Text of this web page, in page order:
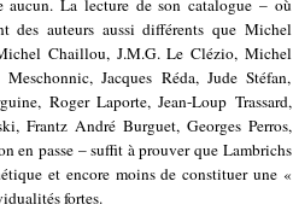
aucun. La lecture de son catalogue – où
des auteurs aussi différents que Michel
Chaillou, J.M.G. Le Clézio, Michel
Jacques Réda, Jude Stéfan,
Roger Laporte, Jean-Loup Trassard,
Frantz André Burguet, Georges Perros,
en passe – suffit à prouver que Lambrichs
et encore moins de constituer une «
fortes.